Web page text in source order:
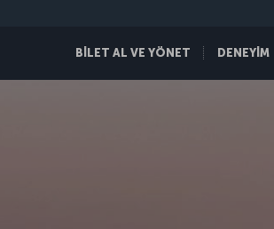
BİLET AL VE YÖNET DENEYİM